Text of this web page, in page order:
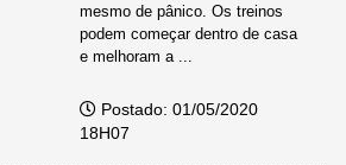
mesmo de pânico. Os treinos
podem começar dentro de casa
e melhoram a ...
Postado: 01/05/2020
18H07